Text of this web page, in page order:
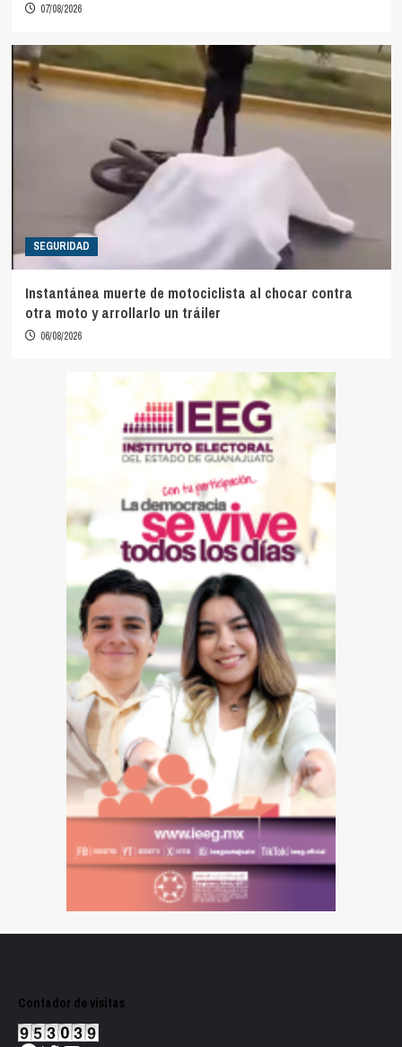
07/08/2026
SEGURIDAD
Instantánea muerte de motociclista al chocar contra
otra moto y arrollarlo un tráiler
06/08/2026
Contador de visitas